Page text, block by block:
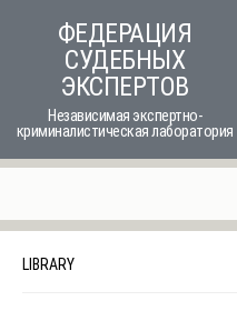
ФЕДЕРАЦИЯ
СУДЕБНЫХ
ЭКСПЕРТОВ
Независимая экспертно-
криминалистическая лаборатория
LIBRARY